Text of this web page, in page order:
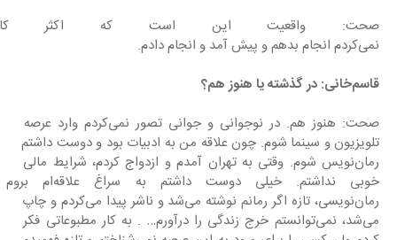
صحت: واقعیت این است که اکثر
نمی‌کردم انجام بدهم و پیش آمد و انجام دادم.
قاسم‌خانی: در گذشته یا هنوز هم؟
صحت: هنوز هم. در نوجوانی و جوانی تصور نمی‌کردم وارد عرصه
تلویزیون و سینما شوم. چون علاقه من به ادبیات بود و دوست داشتم
رمان‌نویس شوم. وقتی به تهران آمدم و ازدواج کردم، شرایط مالی
خوبی نداشتم. خیلی دوست
رمان‌نویسی، تازه اگر رمانم نوشته می‌شد و ناشر پیدا می‌کردم و چاپ
می‌شد، نمی‌توانستم خرج زندگی را درآورم… . به کار مطبوعاتی فکر